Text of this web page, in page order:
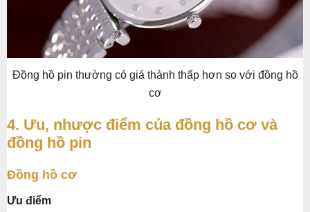
Đồng hồ pin thường có giá thành thấp hơn so với đồng hồ
cơ
4. Ưu, nhược điểm của đồng hồ cơ và
đồng hồ pin
Đồng hồ cơ
Ưu điểm